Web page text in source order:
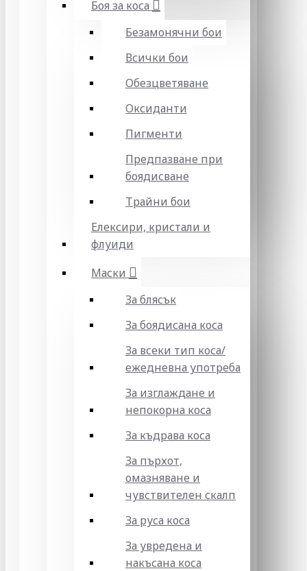
Боя за коса
Безамонячни бои
Всички бои
Обезцветяване
Оксиданти
Пигменти
Предпазване при
боядисване
Трайни бои
Елексири, кристали и
флуиди
Маски
За блясък
За боядисана коса
За всеки тип коса/
ежедневна употреба
За изглаждане и
непокорна коса
За къдрава коса
За пърхот,
омазняване и
чувствителен скалп
За руса коса
За увредена и
накъсана коса